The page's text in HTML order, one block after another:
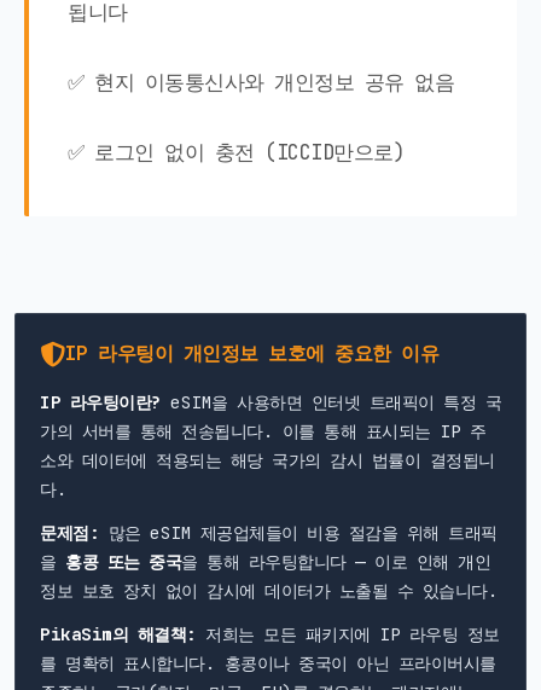
됩니다
✅ 현지 이동통신사와 개인정보 공유 없음
✅ 로그인 없이 충전 (ICCID만으로)
IP 라우팅이 개인정보 보호에 중요한 이유
IP 라우팅이란? eSIM을 사용하면 인터넷 트래픽이 특정 국
가의 서버를 통해 전송됩니다. 이를 통해 표시되는 IP 주
소와 데이터에 적용되는 해당 국가의 감시 법률이 결정됩니
다.
문제점: 많은 eSIM 제공업체들이 비용 절감을 위해 트래픽
을 홍콩 또는 중국을 통해 라우팅합니다 — 이로 인해 개인
정보 보호 장치 없이 감시에 데이터가 노출될 수 있습니다.
PikaSim의 해결책: 저희는 모든 패키지에 IP 라우팅 정보
를 명확히 표시합니다. 홍콩이나 중국이 아닌 프라이버시를